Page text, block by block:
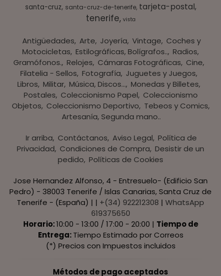
santa-cruz santa-cruz-de-tenerife tarjeta-postal
tenerife vista
Antigüedades Arte Joyería Vintage Coches y
Motocicletas Estilográficas, Bolígrafos.. Radios,
Gramófonos. Relojes Cámaras Fotográficas Cine
Filatelia - Sellos Fotografía Juguetes y Juegos
Libros Militar Música, Discos... Monedas y Billetes
Postales Coleccionismo Papel Coleccionismo
Objetos Coleccionismo Deportivo Tebeos y Comics
Artesanía, Segunda mano..
Ir arriba Contáctanos Aviso Legal Política de
Privacidad Condiciones de Compra Desistir de un
pedido Políticas de Cookies
Jose Hernandez Alfonso, 4 - Entresuelo- (Edificio San
Pedro) - 38003 Tenerife / Islas Canarias, Santa Cruz de
Tenerife - (España) | | +(34) 922212308 | WhatsApp
619375650
Horario:10:00 - 13:00 / 17:00 - 20:00 | Tiempo de
Entrega:Tiempo Estimado por Correos
(*) Precios con Impuestos incluidos
Métodos de pago aceptados